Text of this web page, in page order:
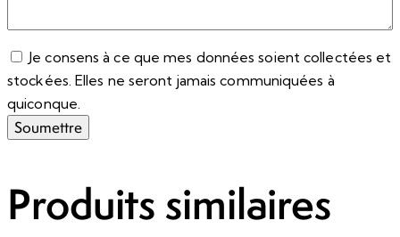
Je consens à ce que mes données soient collectées et
stockées. Elles ne seront jamais communiquées à
quiconque.
Produits similaires